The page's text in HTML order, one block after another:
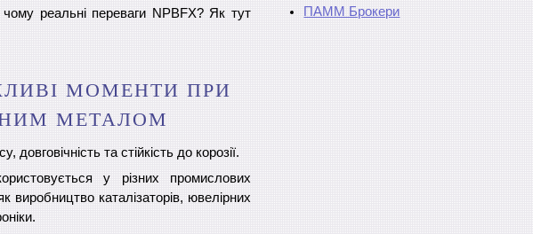
реальні переваги NPBFX? Як тут
МОМЕНТИ ПРИ
МЕТАЛОМ
та стійкість до корозії.
у різних промислових
виробництво каталізаторів, ювелірних
ПАММ Брокери